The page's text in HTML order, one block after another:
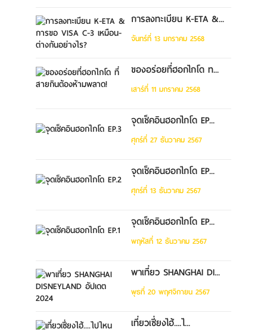
การลงทะเบียน K-ETA &...
จันทร์ที่ 13 มกราคม 2568
ของอร่อยที่ฮอกไกโด ท...
เสาร์ที่ 11 มกราคม 2568
จุดเช็คอินฮอกไกโด EP...
ศุกร์ที่ 27 ธันวาคม 2567
จุดเช็คอินฮอกไกโด EP...
ศุกร์ที่ 13 ธันวาคม 2567
จุดเช็คอินฮอกไกโด EP...
พฤหัสที่ 12 ธันวาคม 2567
พาเที่ยว SHANGHAI DI...
พุธที่ 20 พฤศจิกายน 2567
เที่ยวเซี่ยงไฮ้....ไ...